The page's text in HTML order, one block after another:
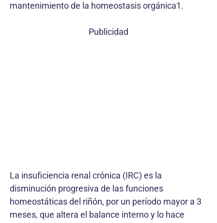
mantenimiento de la homeostasis orgánica1.
Publicidad
La insuficiencia renal crónica (IRC) es la
disminución progresiva de las funciones
homeostáticas del riñón, por un período mayor a 3
meses, que altera el balance interno y lo hace